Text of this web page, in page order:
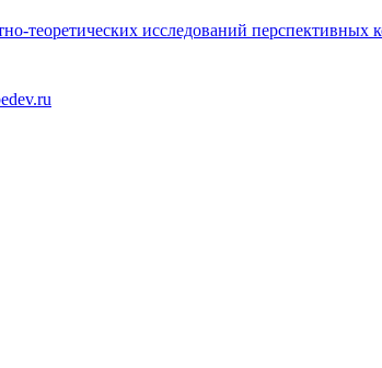
теоретических исследований перспективных